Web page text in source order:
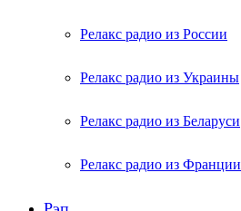
Релакс радио из России
Релакс радио из Украины
Релакс радио из Беларуси
Релакс радио из Франции